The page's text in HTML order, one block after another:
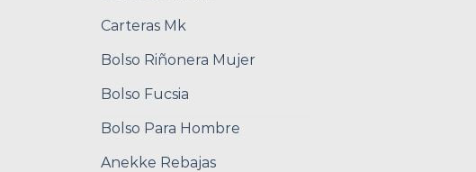
Carteras Mk
Bolso Riñonera Mujer
Bolso Fucsia
Bolso Para Hombre
Anekke Rebajas